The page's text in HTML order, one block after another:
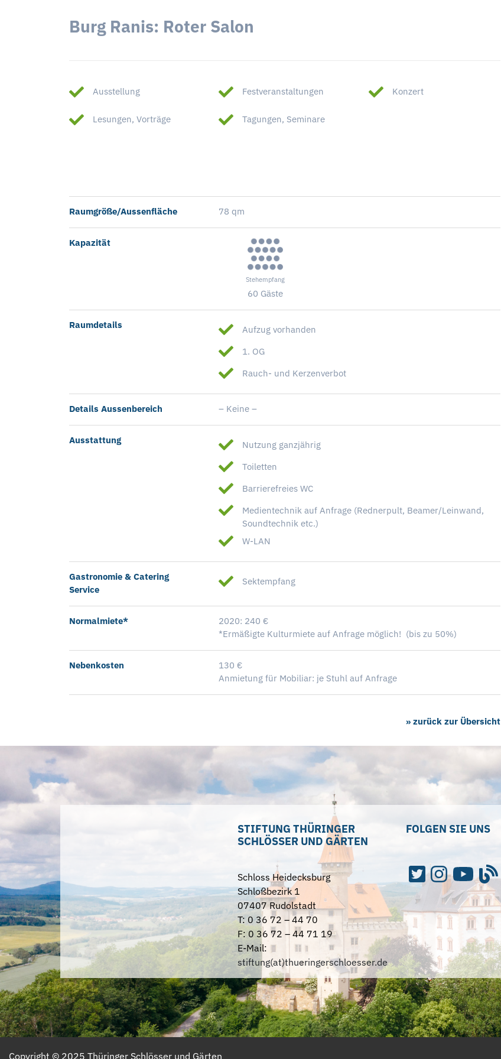
Burg Ranis: Roter Salon
Ausstellung Festveranstaltungen Konzert
Lesungen, Vorträge Tagungen, Seminare
Raumgröße/Aussenfläche 78 qm
Kapazität
Stehempfang
60 Gäste
Raumdetails
Aufzug vorhanden
1. OG
Rauch- und Kerzenverbot
Details Aussenbereich – Keine –
Ausstattung
Nutzung ganzjährig
Toiletten
Barrierefreies WC
Medientechnik auf Anfrage (Rednerpult, Beamer/Leinwand,
Soundtechnik etc.)
W-LAN
Gastronomie & Catering
Service
Sektempfang
Normalmiete*
2020: 240 €
*Ermäßigte Kulturmiete auf Anfrage möglich! (bis zu 50%)
Nebenkosten
130 €
Anmietung für Mobiliar: je Stuhl auf Anfrage
» zurück zur Übersicht
STIFTUNG THÜRINGER
SCHLÖSSER UND GÄRTEN
Schloss Heidecksburg
Schloßbezirk 1
07407 Rudolstadt
T: 0 36 72 – 44 70
F: 0 36 72 – 44 71 19
E-Mail:
stiftung(at)thueringerschloesser.de
FOLGEN SIE UNS
Copyright © 2025 Thüringer Schlösser und Gärten